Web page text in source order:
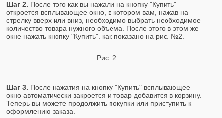
Шаг 2. После того как вы нажали на кнопку "Купить"
откроется всплывающее окно, в котором вам, нажав на
стрелку вверх или вниз, необходимо выбрать необходимое
количество товара нужного объема. После этого в этом же
окне нажать кнопку "Купить", как показано на рис. №2.
Рис. 2
Шаг 3. После нажатия на кнопку "Купить" всплывающее
окно автоматически закроется и товар добавится в корзину.
Теперь вы можете продолжить покупки или приступить к
оформлению заказа.